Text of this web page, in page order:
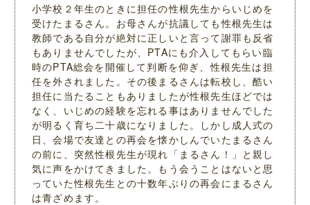
小学校２年生のときに担任の性根先生からいじめを
受けたまるさん。お母さんが抗議しても性根先生は
教師である自分が絶対に正しいと言って謝罪も反省
もありませんでしたが、PTAにも介入してもらい臨
時のPTA総会を開催して判断を仰ぎ、性根先生は担
任を外されました。その後まるさんは転校し、酷い
担任に当たることもありましたが性根先生ほどでは
なく、いじめの経験を忘れる事はありませんでした
が明るく育ち二十歳になりました。しかし成人式の
日、会場で友達との再会を懐かしんでいたまるさん
の前に、突然性根先生が現れ「まるさん！」と親し
気に声をかけてきました。もう会うことはないと思
っていた性根先生との十数年ぶりの再会にまるさん
は青ざめます。